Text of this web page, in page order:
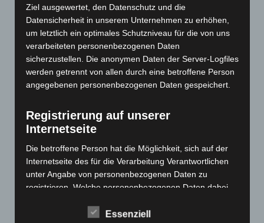
Februar 2025(96)
Januar 2025(88)
Dezember 2024(89)
November 2024(94)
Oktober 2024(93)
August 2024(107)
Juli 2024(89)
Juni 2024(107)
Mai 2024(149)
April 2024(102)
(103)
Ziel ausgewertet, den Datenschutz und die
Datensicherheit in unserem Unternehmen zu erhöhen,
um letztlich ein optimales Schutzniveau für die von uns
verarbeiteten personenbezogenen Daten
sicherzustellen. Die anonymen Daten der Server-Logfiles
werden getrennt von allen durch eine betroffene Person
angegebenen personenbezogenen Daten gespeichert.
Registrierung auf unserer
Internetseite
Die betroffene Person hat die Möglichkeit, sich auf der
Internetseite des für die Verarbeitung Verantwortlichen
unter Angabe von personenbezogenen Daten zu
registrieren. Welche personenbezogenen Daten dabei
werden, ergibt sich aus der jeweiligen Eingabemaske,
Essenziell